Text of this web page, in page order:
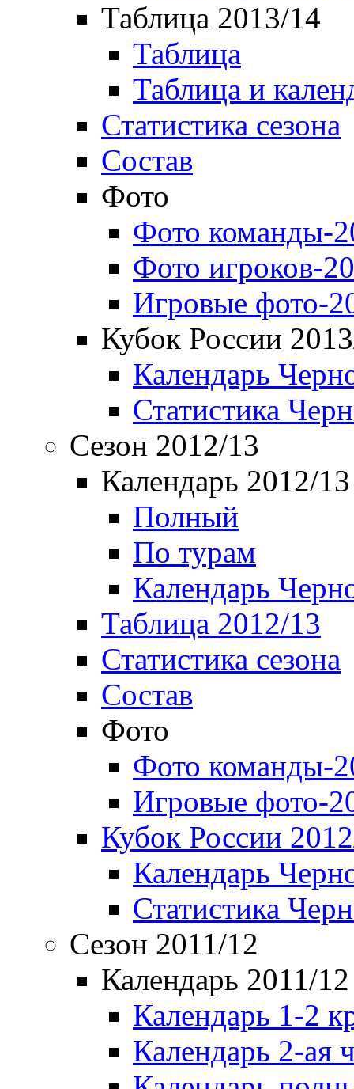
Таблица 2013/14
Таблица
Таблица и
Статистика сезона
Состав
Фото
Фото команды-
Фото игроков-
Игровые фото-
Кубок России
Календарь
Статистика
Сезон 2012/13
Календарь 2012/13
Полный
По турам
Календарь
Таблица 2012/13
Статистика сезона
Состав
Фото
Фото команды-
Игровые фото-
Кубок России
Календарь
Статистика
Сезон 2011/12
Календарь 2011/12
Календарь 1-2
Календарь 2-ая